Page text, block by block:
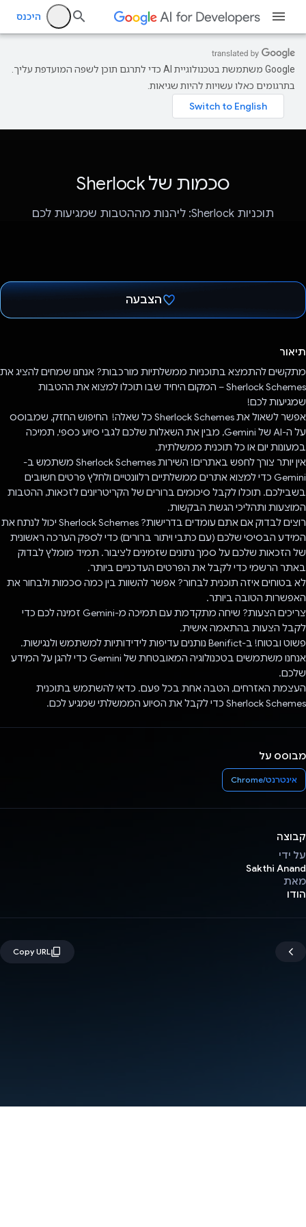
היכנס
‫Google משתמשת בטכנולוגיית AI כדי לתרגם תוכן לשפה המועדפת עליך.
בתרגומים כאלו עשויות להיות שגיאות.
סכמות של Sherlock
תוכניות Sherlock: ליהנות מההטבות שמגיעות לכם
הצבעה
תיאור
מתקשים להתמצא בתוכניות ממשלתיות מורכבות? אנחנו שמחים להציג את
Sherlock Schemes – המקום היחיד שבו תוכלו למצוא את ההטבות
שמגיעות לכם!
אפשר לשאול את Sherlock Schemes כל שאלה! ️ החיפוש החזק, שמבוסס
על ה-AI של Gemini, מבין את השאלות שלכם לגבי סיוע כספי, תמיכה
במעונות יום או כל תוכנית ממשלתית.
אין יותר צורך לחפש באתרים! השירות Sherlock Schemes משתמש ב-
Gemini כדי למצוא אתרים ממשלתיים רלוונטיים ולחלץ פרטים חשובים
בשבילכם. תוכלו לקבל סיכומים ברורים של הקריטריונים לזכאות, ההטבות
המוצעות ותהליכי הגשת הבקשות.
רוצים לבדוק אם אתם עומדים בדרישות? Sherlock Schemes יכול לנתח את
המידע הבסיסי שלכם (עם כתבי ויתור ברורים) כדי לספק הערכה ראשונית
של הזכאות שלכם על סמך נתונים שזמינים לציבור. תמיד מומלץ לבדוק
באתר הרשמי כדי לקבל את הפרטים העדכניים ביותר.
לא בטוחים איזה תוכנית לבחור? אפשר להשוות בין כמה סכמות ולבחור את
האפשרות הטובה ביותר.
צריכים הצעות? שיחה מתקדמת עם תמיכה מ-Gemini זמינה לכם כדי
לקבל הצעות בהתאמה אישית.
פשוט ובטוח! ב-Benifict נותנים עדיפות לידידותיות למשתמש ולנגישות.
אנחנו משתמשים בטכנולוגיה המאובטחת של Gemini כדי להגן על המידע
שלכם.
העצמת האזרחים, הטבה אחת בכל פעם. כדאי להשתמש בתוכנית
Sherlock Schemes כדי לקבל את הסיוע הממשלתי שמגיע לכם.
מבוסס על
אינטרנט/Chrome
קבוצה
על ידי
Sakthi Anand
מאת
הודו